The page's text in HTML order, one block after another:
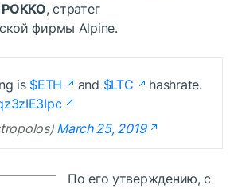
РОККО, стратег
фирмы Alpine.
is $ETH and $LTC
hashrate.
March 25, 2019
По его утверждению, с